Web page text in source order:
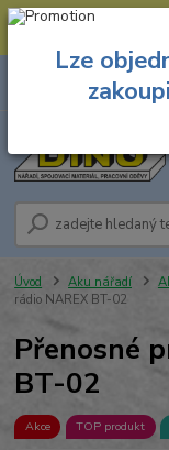
--- Spojovací materiál:
8.00 hod. - 16.00 hod.
Úvod Aku nářadí
rádio NAREX BT-02
Přenosné
BT-02
Akce TOP produkt
Lze